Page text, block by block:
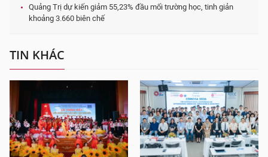
Quảng Trị dự kiến giảm 55,23% đầu mối trường học, tinh giản
khoảng 3.660 biên chế
TIN KHÁC